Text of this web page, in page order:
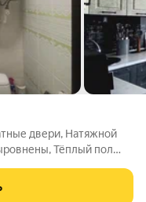
двери, Натяжной
Тёплый пол
купе, Вытяжка,